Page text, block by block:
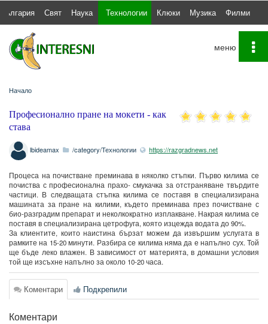
България Свят Наука Технологии Клюки Музика Филми
Начало
Професионално пране на мокети - как
става
lbideamax /category/Технологии https://razgradnews.net
Процеса на почистване преминава в няколко стъпки. Първо килима се
почиства с професионална прахо- смукачка за отстраняване твърдите
частици. В следващата стъпка килима се поставя в специализирана
машината за пране на килими, където преминава през почистване с
био-разградим препарат и неколкократно изплакване. Накрая килима се
поставя в специализирана цетрофуга, която изцежда водата до 90%.
За клиентите, които наистина бързат можем да извършим услугата в
рамките на 15-20 минути. Разбира се килима няма да е напълно сух. Той
ще бъде леко влажен. В зависимост от материята, в домашни условия
той ще изсъхне напълно за около 10-20 часа.
Коментари Подкрепили
Коментари